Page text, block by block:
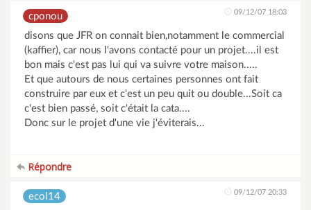
cponou 09/12/07 18:03
disons que JFR on connait bien,notamment le commercial
(kaffier), car nous l'avons contacté pour un projet....il est
bon mais c'est pas lui qui va suivre votre maison.....
Et que autours de nous certaines personnes ont fait
construire par eux et c'est un peu quit ou double...Soit ca
c'est bien passé, soit c'était la cata....
Donc sur le projet d'une vie j'éviterais...
Répondre
ecol14 09/12/07 20:33